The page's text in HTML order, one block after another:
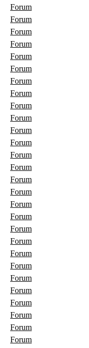
Forum
Forum
Forum
Forum
Forum
Forum
Forum
Forum
Forum
Forum
Forum
Forum
Forum
Forum
Forum
Forum
Forum
Forum
Forum
Forum
Forum
Forum
Forum
Forum
Forum
Forum
Forum
Forum